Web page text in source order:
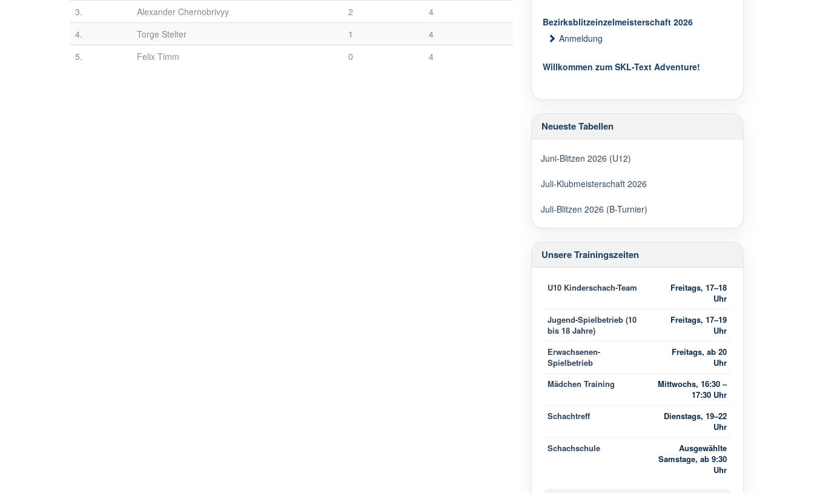
3.
Alexander Chernobrivyy 2
4
4.
Torge Stelter 1
4
5.
Felix Timm 0 4
Bezirksblitzeinzelmeisterschaft 2026
Anmeldung
Willkommen zum SKL-Text Adventure!
Neueste Tabellen
Juni-Blitzen 2026 (U12)
Juli-Klubmeisterschaft 2026
Juli-Blitzen 2026 (B-Turnier)
Unsere Trainingszeiten
U10 Kinderschach-Team
Freitags, 17–18
Uhr
Jugend-Spielbetrieb (10
bis 18 Jahre)
Freitags, 17–19
Uhr
Erwachsenen-
Spielbetrieb
Freitags, ab 20
Uhr
Mädchen Training
Mittwochs, 16:30 –
17:30 Uhr
Schachtreff
Dienstags, 19–22
Uhr
Schachschule
Ausgewählte
Samstage, ab 9:30
Uhr